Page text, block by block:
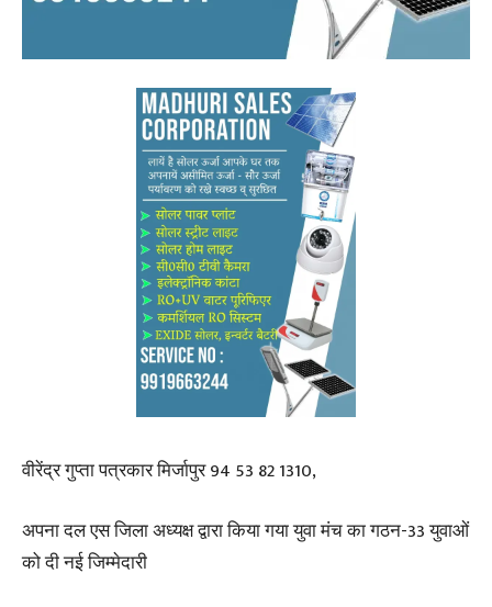
वीरेंद्र गुप्ता पत्रकार मिर्जापुर 94 53 82 1310,
अपना दल एस जिला अध्यक्ष द्वारा किया गया युवा मंच का गठन-33 युवाओं
को दी नई जिम्मेदारी